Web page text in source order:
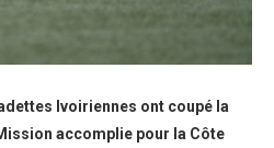
Ivoiriennes ont coupé la
accomplie pour la Côte